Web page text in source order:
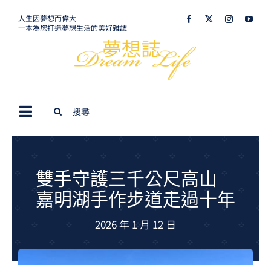
人生因夢想而偉大
一本為您打造夢想生活的美好雜誌
Toggle
Navigation
室內設計
夢想旅遊
雙手守護三千公尺高山
嘉明湖手作步道走過十年
2026 年 1 月 12 日